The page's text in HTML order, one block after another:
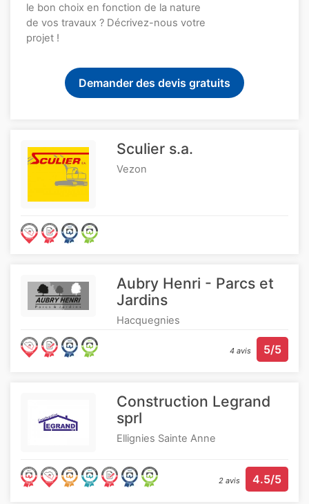
le bon choix en fonction de la nature
de vos travaux ? Décrivez-nous votre
projet !
Demander des devis gratuits
Sculier s.a.
Vezon
Aubry Henri - Parcs et
Jardins
Hacquegnies
4 avis 5/5
Construction Legrand
sprl
Ellignies Sainte Anne
2 avis 4.5/5